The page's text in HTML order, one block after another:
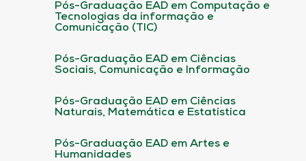
Pós-Graduação EAD em Computação e
Tecnologias da informação e
Comunicação (TIC)
Pós-Graduação EAD em Ciências
Sociais, Comunicação e Informação
Pós-Graduação EAD em Ciências
Naturais, Matemática e Estatística
Pós-Graduação EAD em Artes e
Humanidades